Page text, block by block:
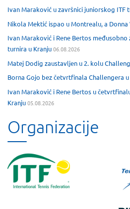
Ivan Maraković u završnici juniorskog ITF
Nikola Mektić ispao u Montrealu, a Donna
Ivan Maraković i Rene Bertos međusobno
turnira u Kranju06.08.2026
Matej Dodig zaustavljen u 2. kolu
Borna Gojo bez četvrtfinala Challengera
Ivan Maraković i Rene Bertos u
Kranju05.08.2026
Organizacije